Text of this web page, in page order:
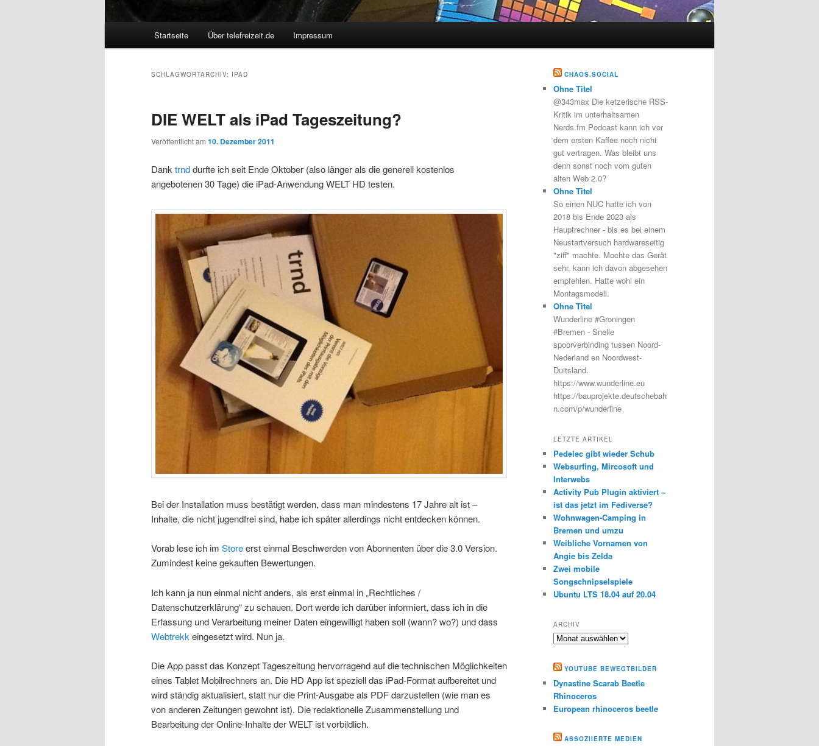
Startseite Über telefreizeit.de Impressum
SCHLAGWORTARCHIV: IPAD
DIE WELT als iPad Tageszeitung?
Veröffentlicht am 10. Dezember 2011
Dank trnddurfte ich seit Ende Oktober (also länger als die generell kostenlos
angebotenen 30 Tage) die iPad-Anwendung WELT HD testen.
Bei der Installation muss bestätigt werden, dass man mindestens 17 Jahre alt ist –
Inhalte, die nicht jugendfrei sind, habe ich später allerdings nicht entdecken können.
Vorab lese ich im Storeerst einmal Beschwerden von Abonnenten über die 3.0 Version.
Zumindest keine gekauften Bewertungen.
Ich kann ja nun einmal nicht anders, als erst einmal in „Rechtliches /
Datenschutzerklärung“ zu schauen. Dort werde ich darüber informiert, dass ich in die
Erfassung und Verarbeitung meiner Daten eingewilligt haben soll (wann? wo?) und dass
Webtrekk eingesetzt wird. Nun ja.
Die App passt das Konzept Tageszeitung hervorragend auf die technischen Möglichkeiten
eines Tablet Mobilrechners an. Die HD App ist speziell das iPad-Format aufbereitet und
wird ständig aktualisiert, statt nur die Print-Ausgabe als PDF darzustellen (wie man es
von anderen Zeitungen gewohnt ist). Die redaktionelle Zusammenstellung und
Bearbeitung der Online-Inhalte der WELT ist vorbildlich.
CHAOS.SOCIAL
Ohne Titel
@343max Die ketzerische RSS-
Kritik im unterhaltsamen
Nerds.fm Podcast kann ich vor
dem ersten Kaffee noch nicht
gut vertragen. Was bleibt uns
denn sonst noch vom guten
alten Web 2.0?
Ohne Titel
So einen NUC hatte ich von
2018 bis Ende 2023 als
Hauptrechner - bis es bei einem
Neustartversuch hardwareseitig
"ziff" machte. Mochte das Gerät
sehr, kann ich davon abgesehen
empfehlen. Hatte wohl ein
Montagsmodell.
Ohne Titel
Wunderline #Groningen
#Bremen - Snelle
spoorverbinding tussen Noord-
Nederland en Noordwest-
Duitsland.
https://www.wunderline.eu
https://bauprojekte.deutschebah
n.com/p/wunderline
LETZTE ARTIKEL
Pedelec gibt wieder Schub
Websurfing, Mircosoft und
Interwebs
Activity Pub Plugin aktiviert –
ist das jetzt im Fediverse?
Wohnwagen-Camping in
Bremen und umzu
Weibliche Vornamen von
Angie bis Zelda
Zwei mobile
Songschnipselspiele
Ubuntu LTS 18.04 auf 20.04
ARCHIV
Archiv
YOUTUBE BEWEGTBILDER
Dynastine Scarab Beetle
Rhinoceros
European rhinoceros beetle
ASSOZIIERTE MEDIEN